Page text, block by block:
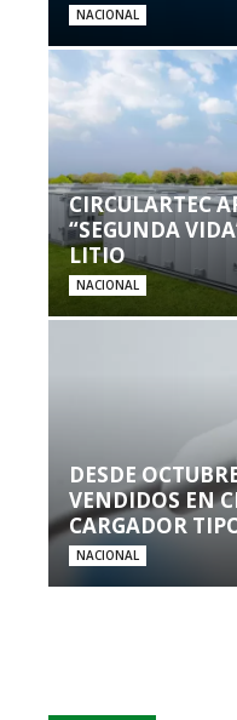
NACIONAL
CIRCULARTEC
“SEGUNDA
LITIO
NACIONAL
DESDE
VENDIDOS EN
CARGADOR
NACIONAL